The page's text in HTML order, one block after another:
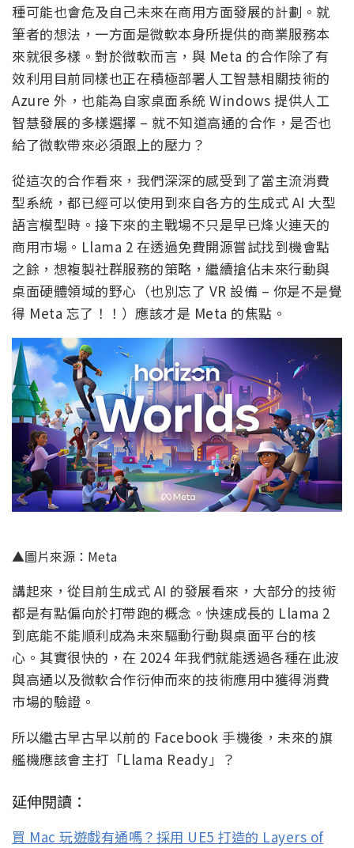
種可能也會危及自己未來在商用方面發展的計劃。就
筆者的想法，一方面是微軟本身所提供的商業服務本
來就很多樣。對於微軟而言，與 Meta 的合作除了有
效利用目前同樣也正在積極部署人工智慧相關技術的
Azure 外，也能為自家桌面系統 Windows 提供人工
智慧發展的多樣選擇 – 就不知道高通的合作，是否也
給了微軟帶來必須跟上的壓力？
從這次的合作看來，我們深深的感受到了當主流消費
型系統，都已經可以使用到來自各方的生成式 AI 大型
語言模型時。接下來的主戰場不只是早已烽火連天的
商用市場。Llama 2 在透過免費開源嘗試找到機會點
之餘，想複製社群服務的策略，繼續搶佔未來行動與
桌面硬體領域的野心（也別忘了 VR 設備 – 你是不是覺
得 Meta 忘了！！）應該才是 Meta 的焦點。
▲圖片來源：Meta
講起來，從目前生成式 AI 的發展看來，大部分的技術
都是有點偏向於打帶跑的概念。快速成長的 Llama 2
到底能不能順利成為未來驅動行動與桌面平台的核
心。其實很快的，在 2024 年我們就能透過各種在此波
與高通以及微軟合作衍伸而來的技術應用中獲得消費
市場的驗證。
所以繼古早古早以前的 Facebook 手機後，未來的旗
艦機應該會主打「Llama Ready」？
延伸閱讀：
買 Mac 玩遊戲有通嗎？採用 UE5 打造的 Layers of